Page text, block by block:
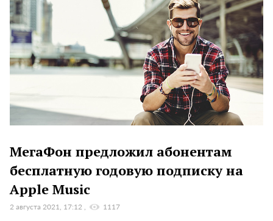
МегаФон предложил абонентам
бесплатную годовую подписку на
Apple Music
2 августа 2021, 17:12 1117